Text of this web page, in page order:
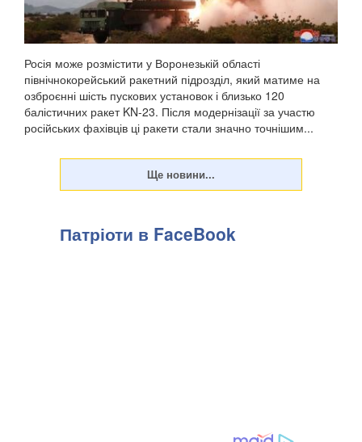
Росія може розмістити у Воронезькій області
північнокорейський ракетний підрозділ, який матиме на
озброєнні шість пускових установок і близько 120
балістичних ракет KN-23. Після модернізації за участю
російських фахівців ці ракети стали значно точнішим...
Патріоти в FaceBook